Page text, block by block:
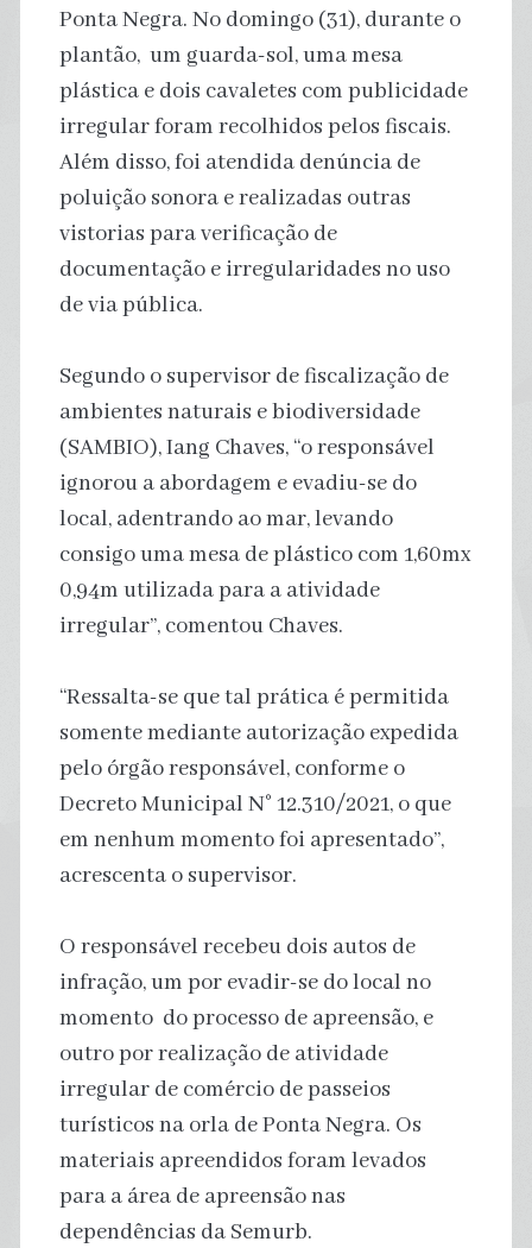
Ponta Negra. No domingo (31), durante o
plantão, um guarda-sol, uma mesa
plástica e dois cavaletes com publicidade
irregular foram recolhidos pelos fiscais.
Além disso, foi atendida denúncia de
poluição sonora e realizadas outras
vistorias para verificação de
documentação e irregularidades no uso
de via pública.
Segundo o supervisor de fiscalização de
ambientes naturais e biodiversidade
(SAMBIO), Iang Chaves, “o responsável
ignorou a abordagem e evadiu-se do
local, adentrando ao mar, levando
consigo uma mesa de plástico com 1,60mx
0,94m utilizada para a atividade
irregular”, comentou Chaves.
“Ressalta-se que tal prática é permitida
somente mediante autorização expedida
pelo órgão responsável, conforme o
Decreto Municipal N° 12.310/2021, o que
em nenhum momento foi apresentado”,
acrescenta o supervisor.
O responsável recebeu dois autos de
infração, um por evadir-se do local no
momento do processo de apreensão, e
outro por realização de atividade
irregular de comércio de passeios
turísticos na orla de Ponta Negra. Os
materiais apreendidos foram levados
para a área de apreensão nas
dependências da Semurb.